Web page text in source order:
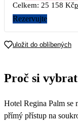
Celkem: 25 158 Kč
Rezervujte
uložit do oblíbených
Proč si
Hotel Regina Palm se
přímý přístup na